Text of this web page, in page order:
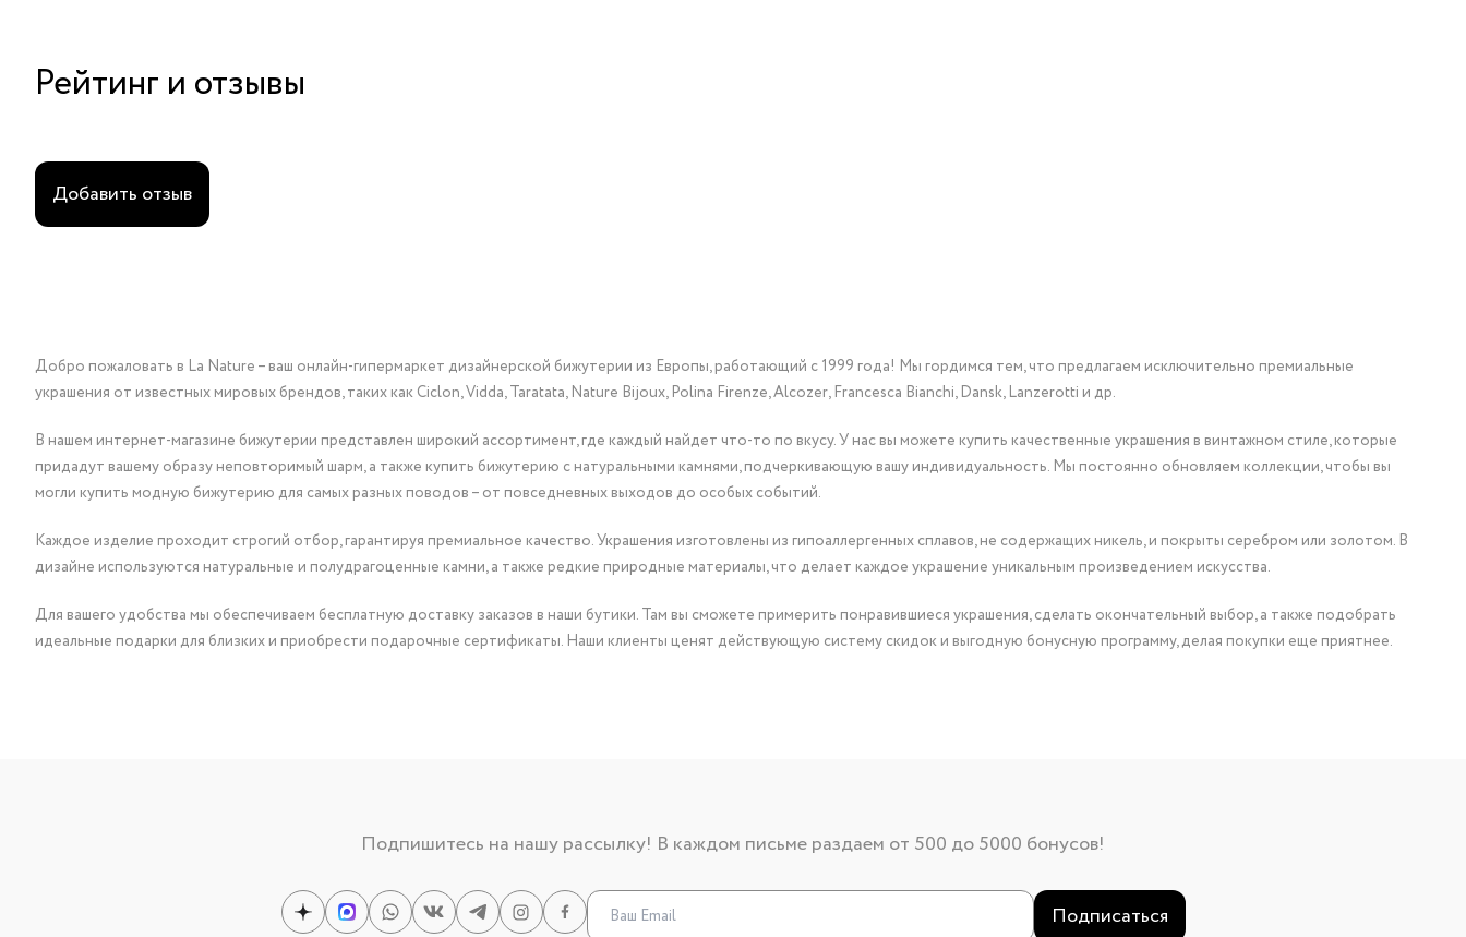
Рейтинг и отзывы
Добавить отзыв
Добро пожаловать в La Nature – ваш онлайн-гипермаркет дизайнерской бижутерии из Европы, работающий с 1999 года! Мы гордимся тем, что предлагаем исключительно премиальные
украшения от известных мировых брендов, таких как Ciclon, Vidda, Taratata, Nature Bijoux, Polina Firenze, Alcozer, Francesca Bianchi, Dansk, Lanzerotti и др.
В нашем интернет-магазине бижутерии представлен широкий ассортимент, где каждый найдет что-то по вкусу. У нас вы можете купить качественные украшения в винтажном стиле, которые
придадут вашему образу неповторимый шарм, а также купить бижутерию с натуральными камнями, подчеркивающую вашу индивидуальность. Мы постоянно обновляем коллекции, чтобы вы
могли купить модную бижутерию для самых разных поводов – от повседневных выходов до особых событий.
Каждое изделие проходит строгий отбор, гарантируя премиальное качество. Украшения изготовлены из гипоаллергенных сплавов, не содержащих никель, и покрыты серебром или золотом. В
дизайне используются натуральные и полудрагоценные камни, а также редкие природные материалы, что делает каждое украшение уникальным произведением искусства.
Для вашего удобства мы обеспечиваем бесплатную доставку заказов в наши бутики. Там вы сможете примерить понравившиеся украшения, сделать окончательный выбор, а также подобрать
идеальные подарки для близких и приобрести подарочные сертификаты. Наши клиенты ценят действующую систему скидок и выгодную бонусную программу, делая покупки еще приятнее.
Подпишитесь на нашу рассылку! В каждом письме раздаем от 500 до 5000 бонусов!
Подписаться